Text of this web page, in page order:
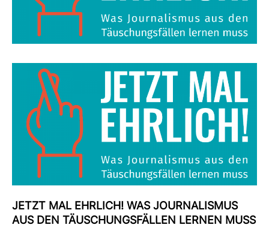
JETZT MAL EHR­LICH! WAS JOUR­NA­LISMUS
AUS DEN TÄU­SCHUNGS­FÄLLEN LERNEN MUSS